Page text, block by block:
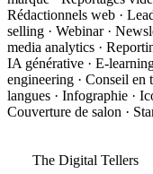
Rédactionnels web ·
selling · Webinar ·
media analytics ·
IA générative · E-
engineering · Conseil
langues · Infographie ·
Couverture de salon ·
The Digital Tellers